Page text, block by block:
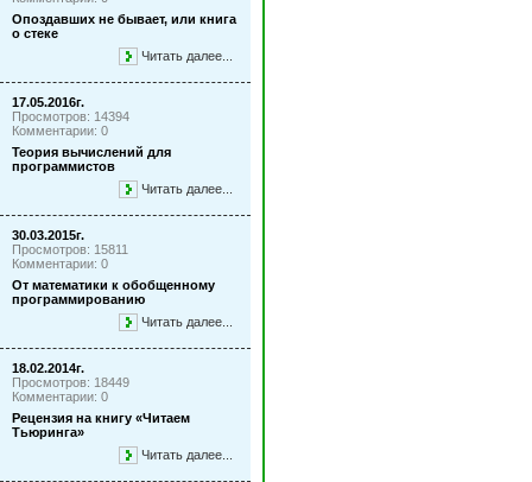
Опоздавших не бывает, или книга
о стеке
Читать далее...
17.05.2016г.
Просмотров: 14394
Комментарии: 0
Теория вычислений для
программистов
Читать далее...
30.03.2015г.
Просмотров: 15811
Комментарии: 0
От математики к обобщенному
программированию
Читать далее...
18.02.2014г.
Просмотров: 18449
Комментарии: 0
Рецензия на книгу «Читаем
Тьюринга»
Читать далее...